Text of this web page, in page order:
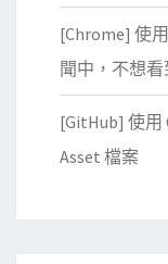
[Chrome] 使
聞中，不想
[GitHub] 使用
Asset 檔案